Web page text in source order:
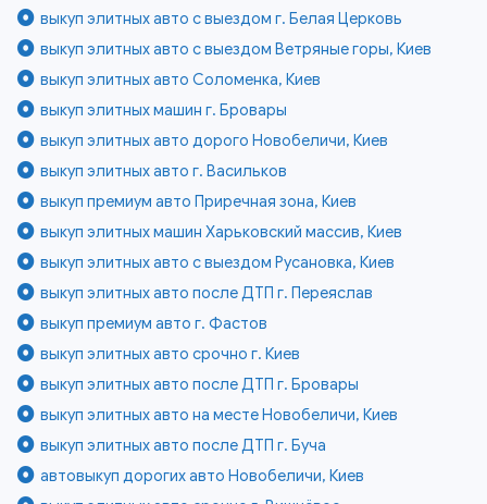
выкуп элитных авто с выездом г. Белая Церковь
выкуп элитных авто с выездом Ветряные горы, Киев
выкуп элитных авто Соломенка, Киев
выкуп элитных машин г. Бровары
выкуп элитных авто дорого Новобеличи, Киев
выкуп элитных авто г. Васильков
выкуп премиум авто Приречная зона, Киев
выкуп элитных машин Харьковский массив, Киев
выкуп элитных авто с выездом Русановка, Киев
выкуп элитных авто после ДТП г. Переяслав
выкуп премиум авто г. Фастов
выкуп элитных авто срочно г. Киев
выкуп элитных авто после ДТП г. Бровары
выкуп элитных авто на месте Новобеличи, Киев
выкуп элитных авто после ДТП г. Буча
автовыкуп дорогих авто Новобеличи, Киев